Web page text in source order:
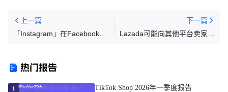
上一篇
「Instagram」在Facebook的
下一篇
Lazada可能向其他平台卖家开
热门报告
1 TikTok Shop 2026年一季度报告